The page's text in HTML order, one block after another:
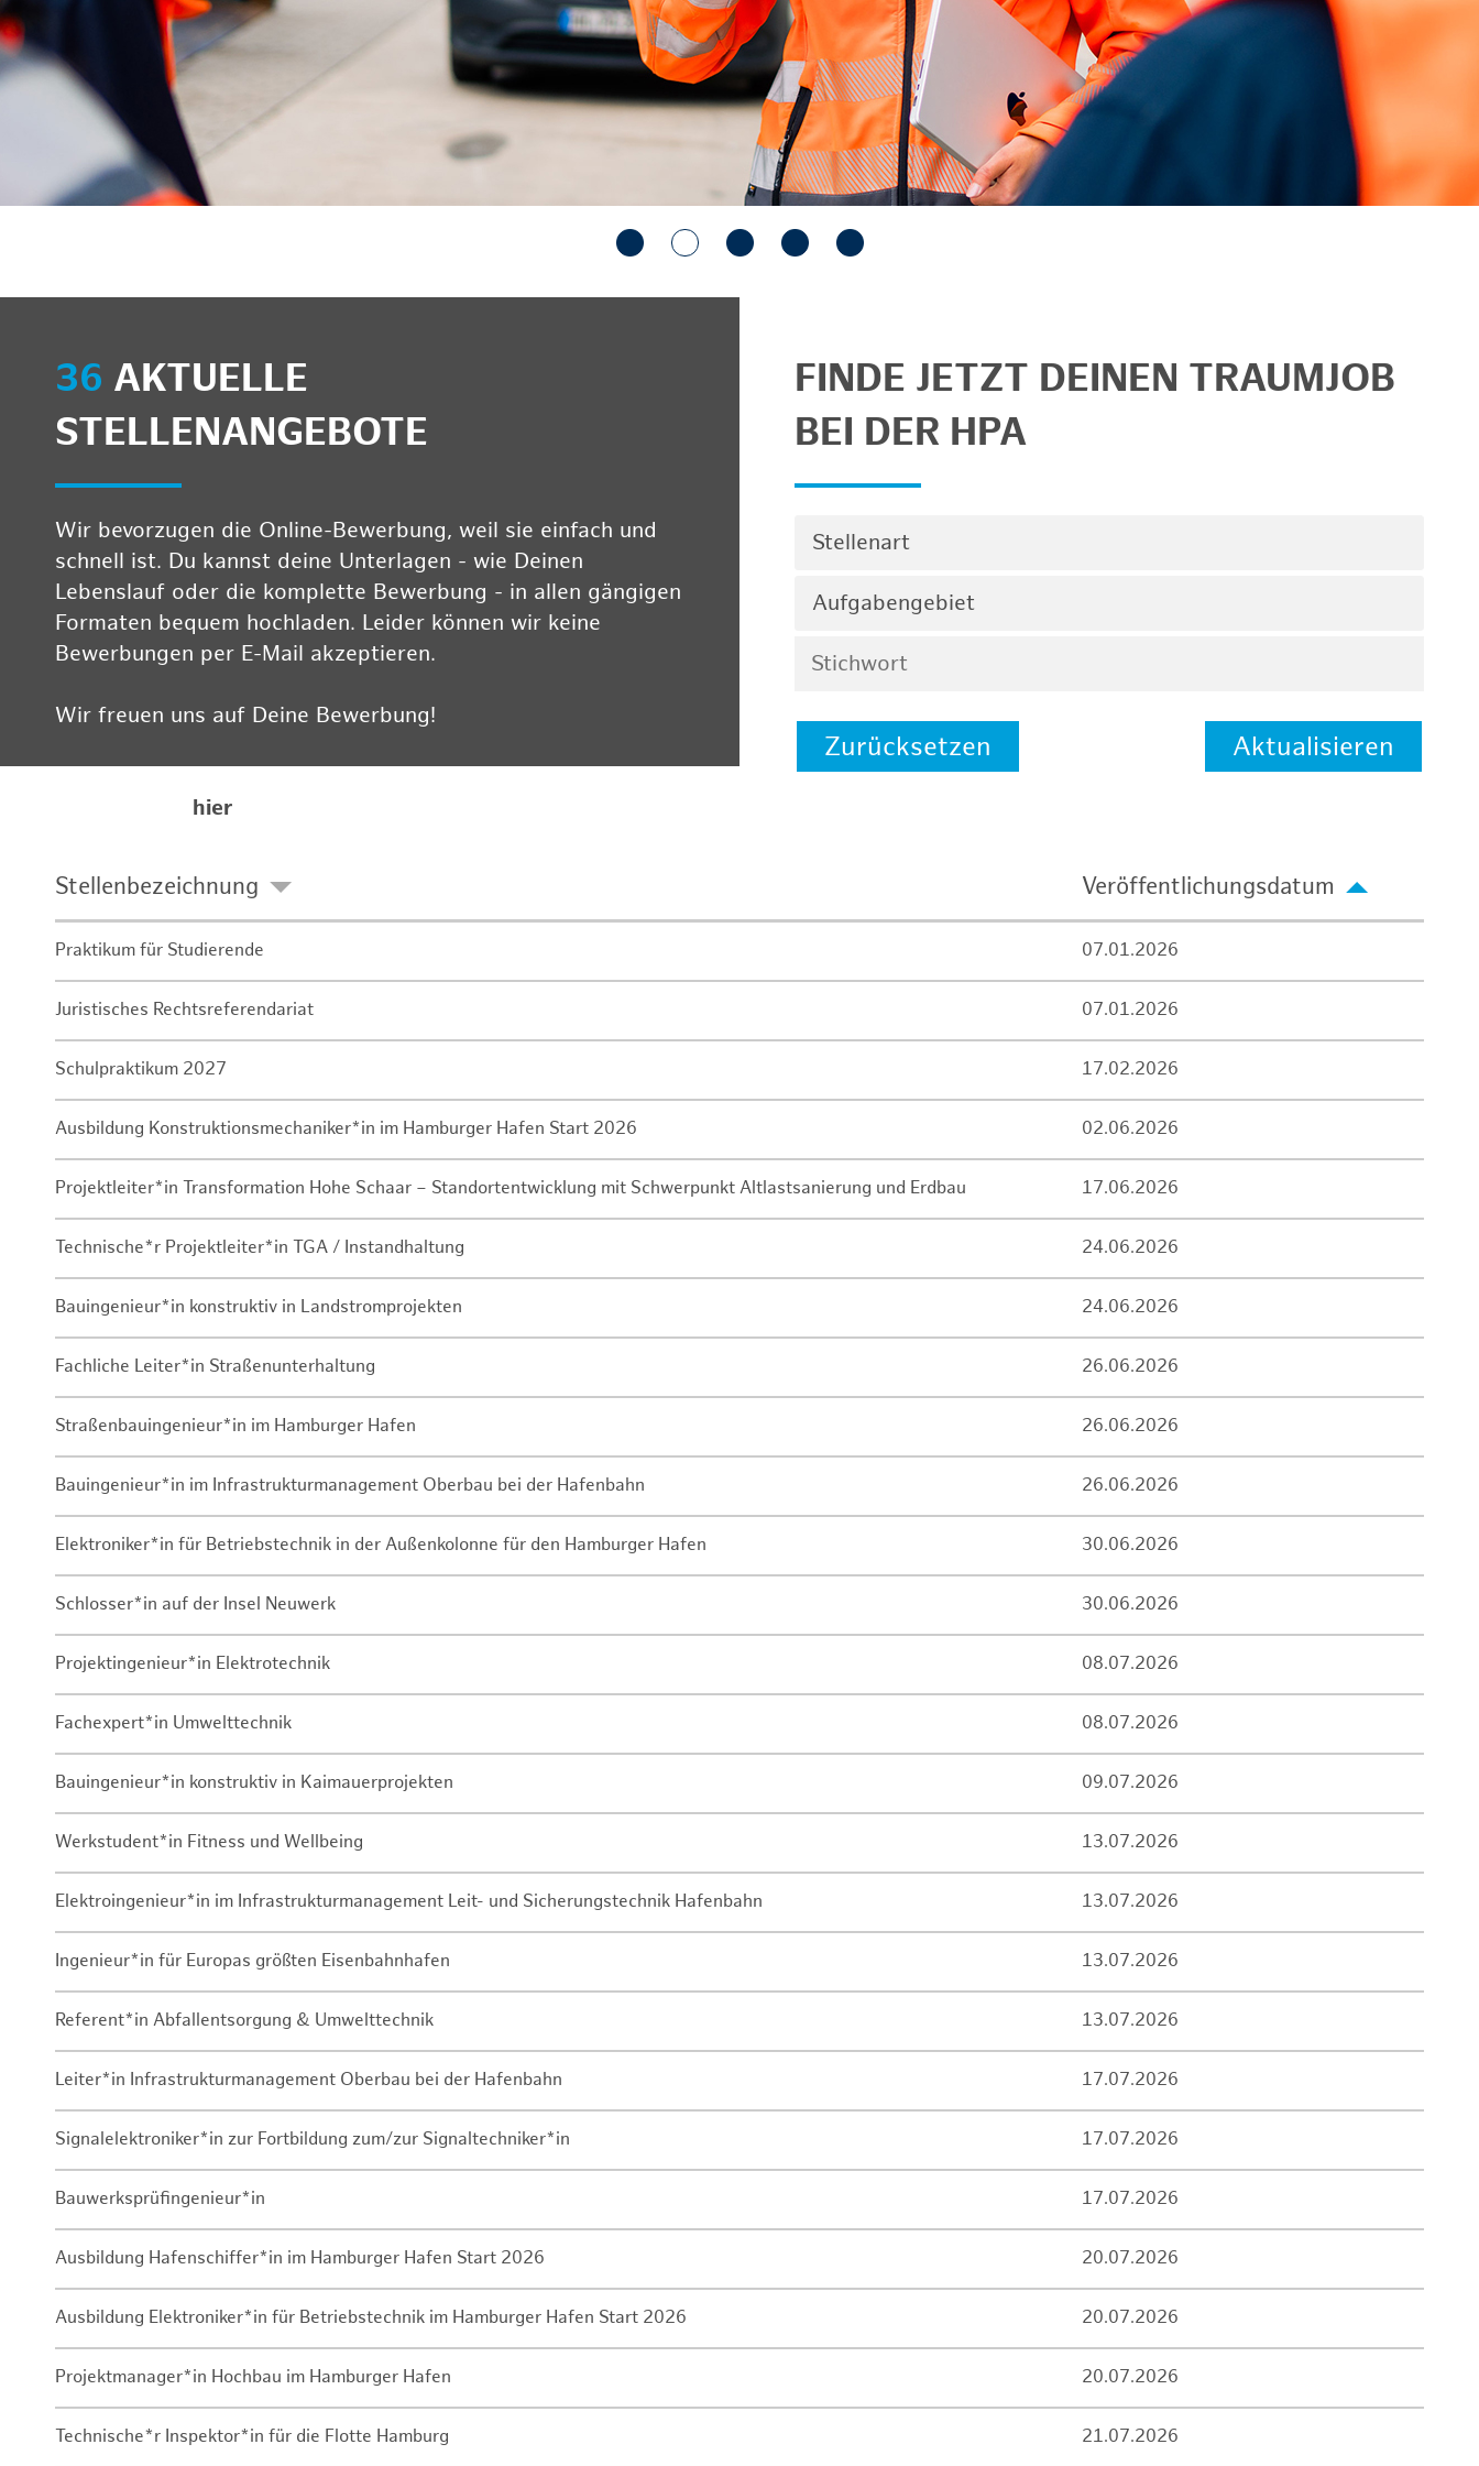
anzeigen/schließen
36 AKTUELLE
STELLENANGEBOTE
Wir bevorzugen die Online-Bewerbung, weil sie einfach und
schnell ist. Du kannst deine Unterlagen - wie Deinen
Lebenslauf oder die komplette Bewerbung - in allen gängigen
Formaten bequem hochladen. Leider können wir keine
Bewerbungen per E-Mail akzeptieren.
Wir freuen uns auf Deine Bewerbung!
hier
FINDE JETZT DEINEN TRAUMJOB
BEI DER HPA
Stellenart
Aufgabengebiet
Zurücksetzen Aktualisieren
Stellenbezeichnung Veröffentlichungsdatum
Praktikum für Studierende 07.01.2026
Juristisches Rechtsreferendariat 07.01.2026
Schulpraktikum 2027 17.02.2026
Ausbildung Konstruktionsmechaniker*in im Hamburger Hafen Start 2026 02.06.2026
Projektleiter*in Transformation Hohe Schaar – Standortentwicklung mit Schwerpunkt Altlastsanierung und Erdbau 17.06.2026
Technische*r Projektleiter*in TGA / Instandhaltung 24.06.2026
Bauingenieur*in konstruktiv in Landstromprojekten 24.06.2026
Fachliche Leiter*in Straßenunterhaltung 26.06.2026
Straßenbauingenieur*in im Hamburger Hafen 26.06.2026
Bauingenieur*in im Infrastrukturmanagement Oberbau bei der Hafenbahn 26.06.2026
Elektroniker*in für Betriebstechnik in der Außenkolonne für den Hamburger Hafen 30.06.2026
Schlosser*in auf der Insel Neuwerk 30.06.2026
Projektingenieur*in Elektrotechnik 08.07.2026
Fachexpert*in Umwelttechnik 08.07.2026
Bauingenieur*in konstruktiv in Kaimauerprojekten 09.07.2026
Werkstudent*in Fitness und Wellbeing 13.07.2026
Elektroingenieur*in im Infrastrukturmanagement Leit- und Sicherungstechnik Hafenbahn 13.07.2026
Ingenieur*in für Europas größten Eisenbahnhafen 13.07.2026
Referent*in Abfallentsorgung & Umwelttechnik 13.07.2026
Leiter*in Infrastrukturmanagement Oberbau bei der Hafenbahn 17.07.2026
Signalelektroniker*in zur Fortbildung zum/zur Signaltechniker*in 17.07.2026
Bauwerksprüfingenieur*in 17.07.2026
Ausbildung Hafenschiffer*in im Hamburger Hafen Start 2026 20.07.2026
Ausbildung Elektroniker*in für Betriebstechnik im Hamburger Hafen Start 2026 20.07.2026
Projektmanager*in Hochbau im Hamburger Hafen 20.07.2026
Technische*r Inspektor*in für die Flotte Hamburg 21.07.2026